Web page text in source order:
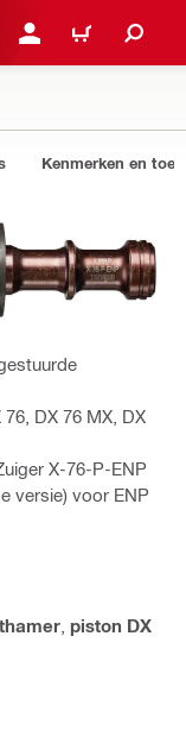
LOG IN OF REGISTREER
WINKELWAGEN
Kenmerken en
DX 76 MX, DX
X-76-P-ENP
versie) voor ENP
piston DX